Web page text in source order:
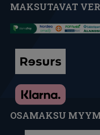
MAKSUTAVAT
OSAMAKSU